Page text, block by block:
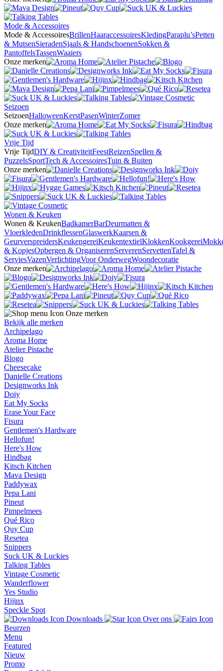
Mode & Accessoires
Mode & AccessoiresBrillenHaaraccessoiresKledingParaplu’sPetten
& MutsenSieradenSjaals & HandschoenenSokken &
PantoffelsTassenWaaiers
Onze merken
Seizoen
SeizoenHalloweenKerstPasenWinterZomer
Onze merken
Vrije Tijd
Vrije TijdDIY & CreativiteitFeestReizenSpellen &
PuzzelsSportTech & AccessoiresTuin & Buiten
Onze merken
Wonen & Keuken
Wonen & KeukenBadkamerBarDeurmatten &
VloerkledenDrinkflessenGlaswerkKaarsen &
GeurverspreidersKeukengereiKeukentextielKlokkenKookgerei
& KopjesOpbergen & OrganiserenServerenServettenTafel &
ServiesVazenVerlichtingVoor OnderwegWoondecoratie
Onze merken
Onze merken
Bekijk alle merken
Archipelago
Aroma Home
Atelier Pistache
Blogo
Cheesecake
Danielle Creations
Designworks Ink
Doiy
Eat My Socks
Erase Your Face
Fisura
Gentlemen's Hardware
Hellofun!
Here's How
Hindbag
Kitsch Kitchen
Mava Design
Paddywax
Pepa Lani
Pineut
Pimpelmees
Qué Rico
Quy Cup
Resetea
Snippers
Suck UK & Luckies
Talking Tables
Vintage Cosmetic
Wanderflower
Yes Studio
Hijinx
Speckle Spot
Downloads
Over ons
Beurzen
Menu
Featured
Nieuw
Promo